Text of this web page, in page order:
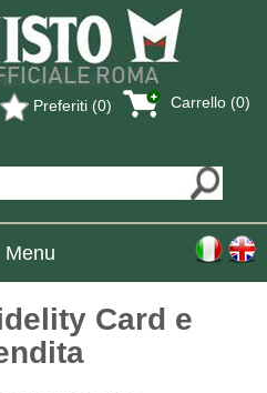
Carrello (0)
Preferiti (0)
Menu
Card e